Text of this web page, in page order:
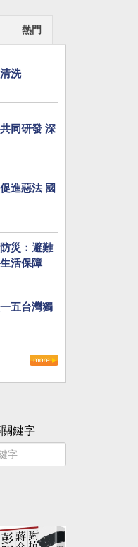
熱門
洗
同研發 深
進惡法 國
災：避難
活保障
五台灣獨
鍵字